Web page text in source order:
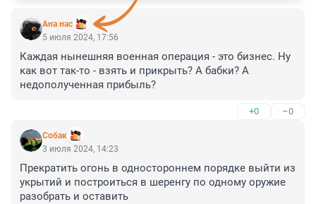
Ана нас
5 июля 2024, 17:56
Каждая нынешняя военная операция - это бизнес. Ну
как вот так-то - взять и прикрыть? А бабки? А
недополученная прибыль?
+0 –0
Собак
3 июля 2024, 14:23
Прекратить огонь в одностороннем порядке выйти из
укрытий и построиться в шеренгу по одному оружие
разобрать и оставить